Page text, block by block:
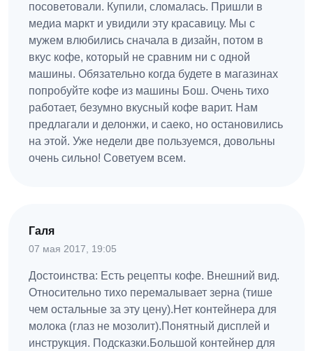
посоветовали. Купили, сломалась. Пришли в
медиа маркт и увидили эту красавицу. Мы с
мужем влюбились сначала в дизайн, потом в
вкус кофе, который не сравним ни с одной
машины. Обязательно когда будете в магазинах
попробуйте кофе из машины Бош. Очень тихо
работает, безумно вкусный кофе варит. Нам
предлагали и делонжи, и саеко, но остановились
на этой. Уже недели две пользуемся, довольны
очень сильно! Советуем всем.
Галя
07 мая 2017, 19:05
Достоинства: Есть рецепты кофе. Внешний вид.
Относительно тихо перемалывает зерна (тише
чем остальные за эту цену).Нет контейнера для
молока (глаз не мозолит).Понятный дисплей и
инструкция. Подсказки.Большой контейнер для